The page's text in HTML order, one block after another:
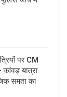
पर CM
कांवड़ यात्रा
समता का